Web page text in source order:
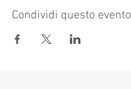
Condividi questo evento